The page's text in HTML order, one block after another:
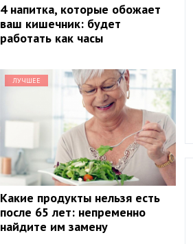
4 напитка, которые обожает
ваш кишечник: будет
работать как часы
ЛУЧШЕЕ
Какие продукты нельзя есть
после 65 лет: непременно
найдите им замену